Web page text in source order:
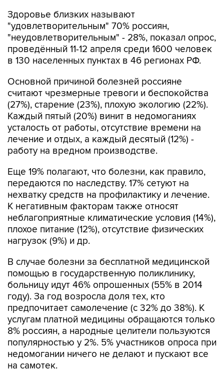
Здоровье близких называют
"удовлетворительным" 70% россиян,
"неудовлетворительным" - 28%, показал опрос,
проведённый 11-12 апреля среди 1600 человек
в 130 населенных пунктах в 46 регионах РФ.
Основной причиной болезней россияне
считают чрезмерные тревоги и беспокойства
(27%), старение (23%), плохую экологию (22%).
Каждый пятый (20%) винит в недомоганиях
усталость от работы, отсутствие времени на
лечение и отдых, а каждый десятый (12%) -
работу на вредном производстве.
Еще 19% полагают, что болезни, как правило,
передаются по наследству. 17% сетуют на
нехватку средств на профилактику и лечение.
К негативным факторам также относят
неблагоприятные климатические условия (14%),
плохое питание (12%), отсутствие физических
нагрузок (9%) и др.
В случае болезни за бесплатной медицинской
помощью в государственную поликлинику,
больницу идут 46% опрошенных (55% в 2014
году). За год возросла доля тех, кто
предпочитает самолечение (с 32% до 38%). К
услугам платной медицины обращаются только
8% россиян, а народные целители пользуются
популярностью у 2%. 5% участников опроса при
недомогании ничего не делают и пускают все
на самотек.